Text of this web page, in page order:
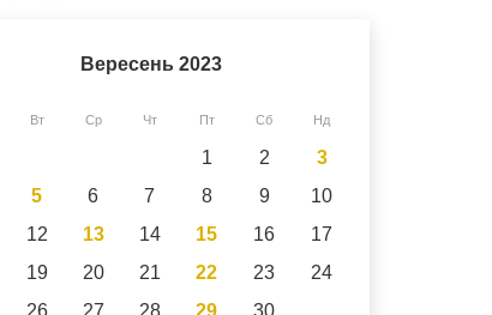
Вересень 2023
Вт Ср Чт Пт Сб Нд
1 2
3
5 6 7 8 9
10
12 13 14 15 16
17
19 20 21 22 23
24
26 27 28 29 30